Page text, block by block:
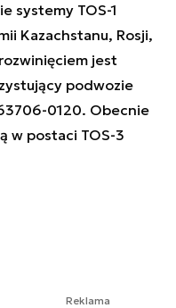
systemy TOS-1
Kazachstanu, Rosji,
jest
podwozie
0120. Obecnie
w postaci TOS-3
Reklama